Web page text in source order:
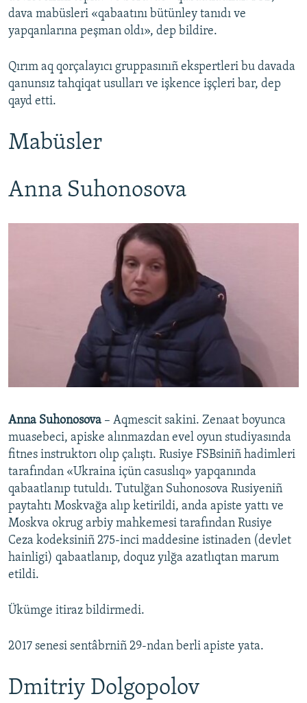
dava mabüsleri «qabaatını bütünley tanıdı ve
yapqanlarına peşman oldı», dep bildire.
Qırım aq qorçalayıcı gruppasınıñ ekspertleri bu davada
qanunsız tahqiqat usulları ve işkence işçleri bar, dep
qayd etti.
Mabüsler
Anna Suhonosova
Anna Suhonosova – Aqmescit sakini. Zenaat boyunca
muasebeci, apiske alınmazdan evel oyun studiyasında
fitnes instruktorı olıp çalıştı. Rusiye FSBsiniñ hadimleri
tarafından «Ukraina içün casuslıq» yapqanında
qabaatlanıp tutuldı. Tutulğan Suhonosova Rusiyeniñ
paytahtı Moskvağa alıp ketirildi, anda apiste yattı ve
Moskva okrug arbiy mahkemesi tarafından Rusiye
Ceza kodeksiniñ 275-inci maddesine istinaden (devlet
hainligi) qabaatlanıp, doquz yılğa azatlıqtan marum
etildi.
Ükümge itiraz bildirmedi.
2017 senesi sentâbrniñ 29-ndan berli apiste yata.
Dmitriy Dolgopolov